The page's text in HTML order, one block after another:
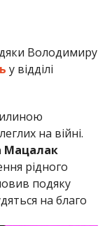
Володимиру
у відділі
на війні.
Мацалак
рідного
подяку
на благо